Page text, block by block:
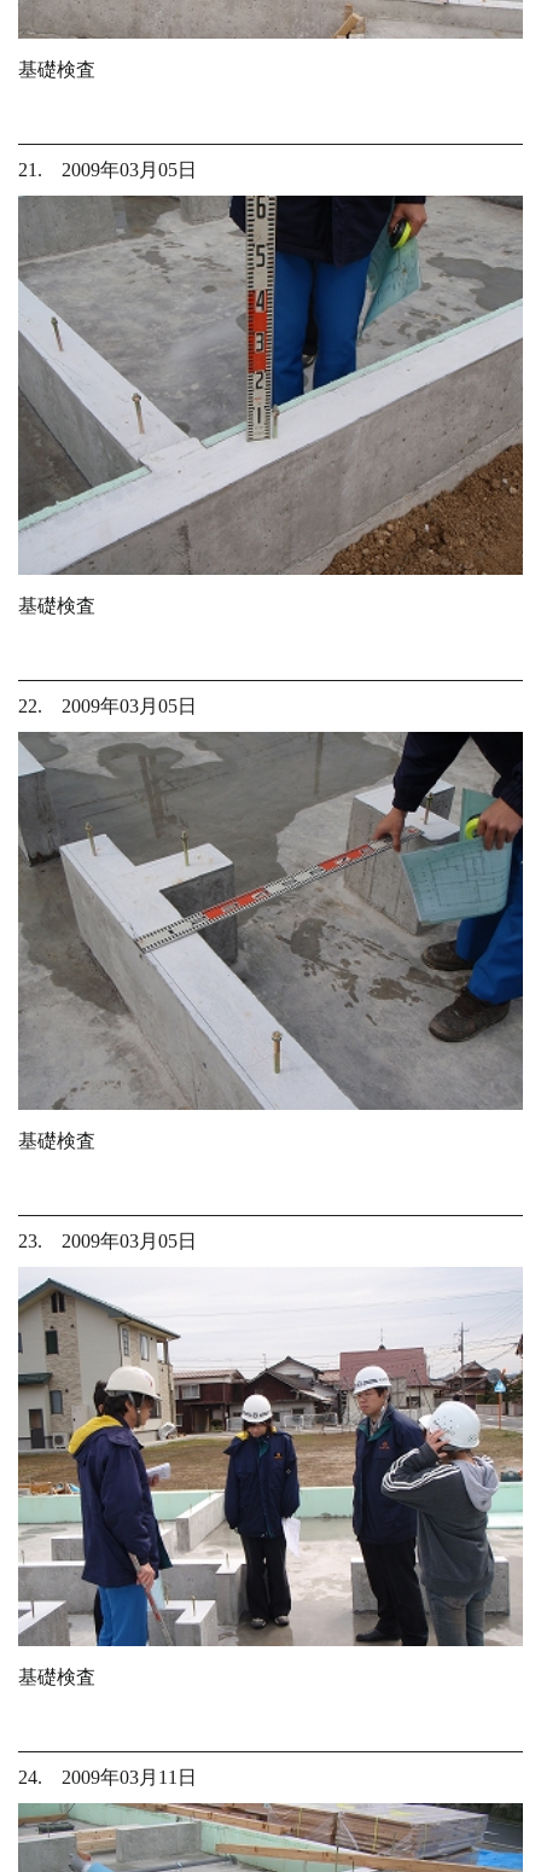
基礎検査
21. 2009年03月05日
基礎検査
22. 2009年03月05日
基礎検査
23. 2009年03月05日
基礎検査
24. 2009年03月11日